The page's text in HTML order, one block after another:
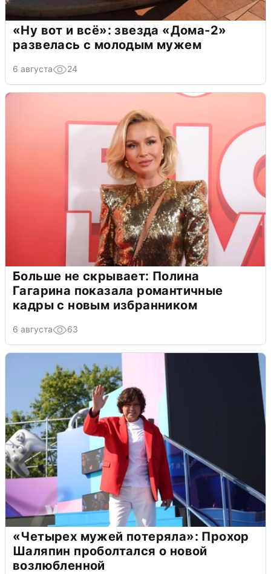
«Ну вот и всё»: звезда «Дома-2»
развелась с молодым мужем
6 августа 24
Больше не скрывает: Полина
Гагарина показала романтичные
кадры с новым избранником
6 августа 63
«Четырех мужей потеряла»: Прохор
Шаляпин проболтался о новой
возлюбленной